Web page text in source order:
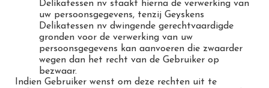
Delikatessen nv staakt hierna de verwerking van
uw persoonsgegevens, tenzij Geyskens
Delikatessen nv dwingende gerechtvaardigde
gronden voor de verwerking van uw
persoonsgegevens kan aanvoeren die zwaarder
wegen dan het recht van de Gebruiker op
bezwaar.
Indien Gebruiker wenst om deze rechten uit te